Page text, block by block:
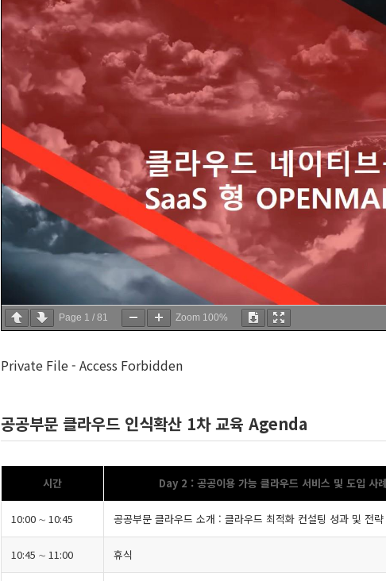
Page 1 / 81 Zoom 100%
Private File - Access Forbidden
공공부문 클라우드 인식확산 1차 교육 Agenda
시간 Day 2 : 공공이용 가능 클라우드 서비스 및 도입 사례
10:00 ∼ 10:45 공공부문 클라우드 소개 : 클라우드 최적화 컨설팅 성과 및 전략
10:45 ∼ 11:00 휴식